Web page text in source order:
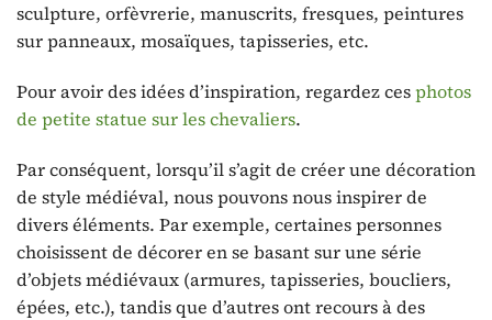
sculpture, orfèvrerie, manuscrits, fresques, peintures
sur panneaux, mosaïques, tapisseries, etc.
Pour avoir des idées d’inspiration, regardez cesphotos
de petite statue sur les chevaliers.
Par conséquent, lorsqu’il s’agit de créer une décoration
de style médiéval, nous pouvons nous inspirer de
divers éléments. Par exemple, certaines personnes
choisissent de décorer en se basant sur une série
d’objets médiévaux (armures, tapisseries, boucliers,
épées, etc.), tandis que d’autres ont recours à des